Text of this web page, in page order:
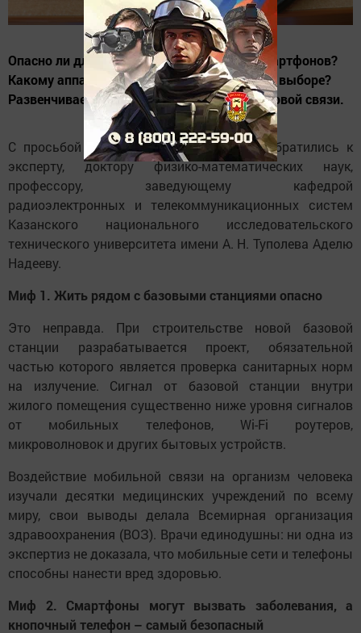
Опасно ли для здоровья использование смартфонов?
Какому аппарату отдать приоритет в своем выборе?
Развенчиваем мифы об использовании сотовой связи.
С просьбой прокомментировать их мы обратились к
эксперту, доктору физико-математических наук,
профессору, заведующему кафедрой
радиоэлектронных и телекоммуникационных систем
Казанского национального исследовательского
технического университета имени А. Н. Туполева Аделю
Надееву.
Миф 1. Жить рядом с базовыми станциями опасно
Это неправда. При строительстве новой базовой
станции разрабатывается проект, обязательной
частью которого является проверка санитарных норм
на излучение. Сигнал от базовой станции внутри
жилого помещения существенно ниже уровня сигналов
от мобильных телефонов, Wi-Fi роутеров,
микроволновок и других бытовых устройств.
Воздействие мобильной связи на организм человека
изучали десятки медицинских учреждений по всему
миру, свои выводы делала Всемирная организация
здравоохранения (ВОЗ). Врачи единодушны: ни одна из
экспертиз не доказала, что мобильные сети и телефоны
способны нанести вред здоровью.
Миф 2. Смартфоны могут вызвать заболевания, а
кнопочный телефон – самый безопасный